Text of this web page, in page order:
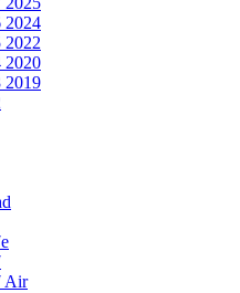
2024
2022
2020
2019
Air